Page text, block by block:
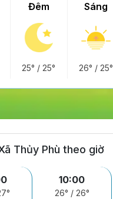
Đêm
25° /25°
Sáng
26° /25°
Thủy Phù theo giờ
10:00
26° / 26°